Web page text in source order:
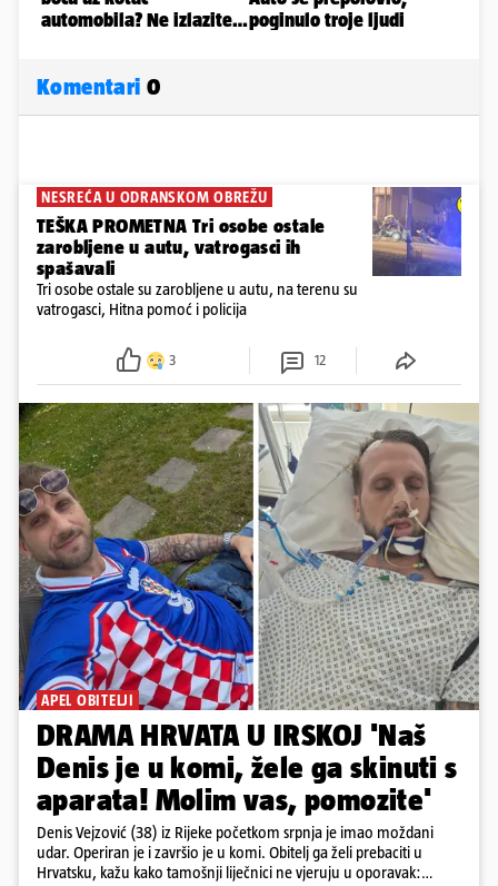
Komentari 0
NESREĆA U ODRANSKOM OBREŽU
TEŠKA PROMETNA Tri osobe ostale
zarobljene u autu, vatrogasci ih
spašavali
Tri osobe ostale su zarobljene u autu, na terenu su
vatrogasci, Hitna pomoć i policija
3 12
APEL OBITELJI
DRAMA HRVATA U IRSKOJ 'Naš
Denis je u komi, žele ga skinuti s
aparata! Molim vas, pomozite'
Denis Vejzović (38) iz Rijeke početkom srpnja je imao moždani
udar. Operiran je i završio je u komi. Obitelj ga želi prebaciti u
Hrvatsku, kažu kako tamošnji liječnici ne vjeruju u oporavak: